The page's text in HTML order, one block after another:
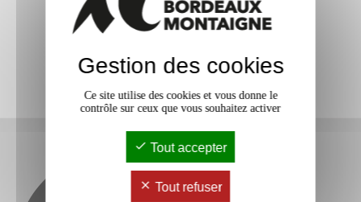
Gestion des cookies
Ce site utilise des cookies et vous donne le
contrôle sur ceux que vous souhaitez activer
Tout accepter
Tout refuser